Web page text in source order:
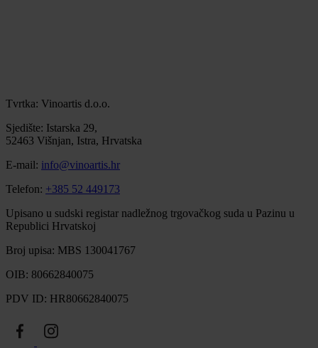
Tvrtka: Vinoartis d.o.o.
Sjedište: Istarska 29,
52463 Višnjan, Istra, Hrvatska
E-mail: info@vinoartis.hr
Telefon: +385 52 449173
Upisano u sudski registar nadležnog trgovačkog suda u Pazinu u
Republici Hrvatskoj
Broj upisa: MBS 130041767
OIB: 80662840075
PDV ID: HR80662840075